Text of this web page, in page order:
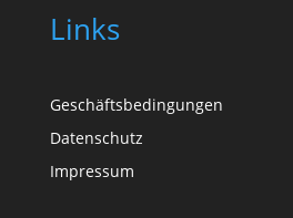
Links
Geschäftsbedingungen
Datenschutz
Impressum